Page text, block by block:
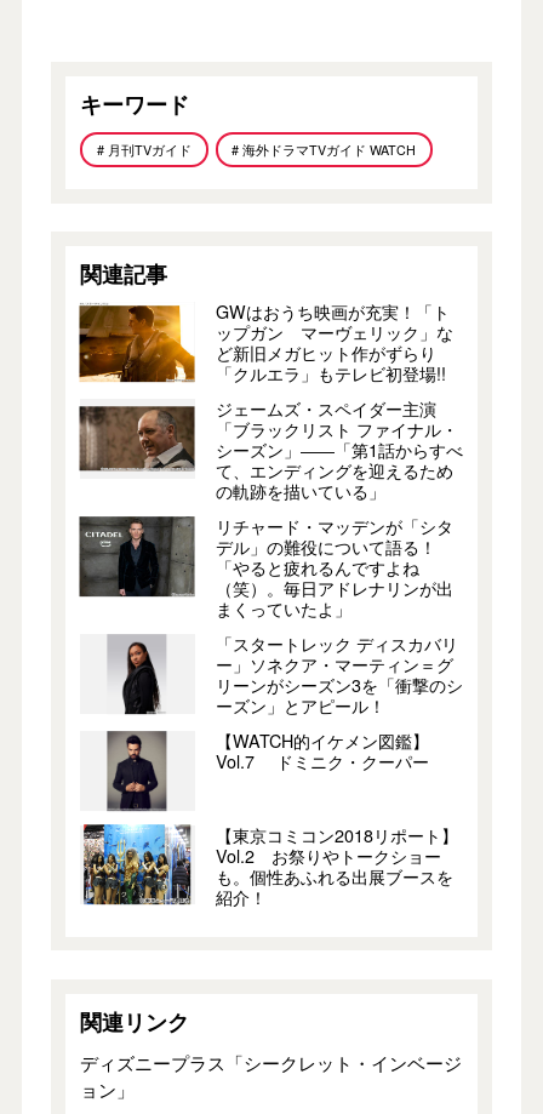
キーワード
# 月刊TVガイド # 海外ドラマTVガイド WATCH
関連記事
GWはおうち映画が充実！「ト
ップガン マーヴェリック」な
ど新旧メガヒット作がずらり
「クルエラ」もテレビ初登場!!
ジェームズ・スペイダー主演
「ブラックリスト ファイナル・
シーズン」――「第1話からすべ
て、エンディングを迎えるため
の軌跡を描いている」
リチャード・マッデンが「シタ
デル」の難役について語る！
「やると疲れるんですよね
（笑）。毎日アドレナリンが出
まくっていたよ」
「スタートレック ディスカバリ
ー」ソネクア・マーティン＝グ
リーンがシーズン3を「衝撃のシ
ーズン」とアピール！
【WATCH的イケメン図鑑】
Vol.7 ドミニク・クーパー
【東京コミコン2018リポート】
Vol.2 お祭りやトークショー
も。個性あふれる出展ブースを
紹介！
関連リンク
ディズニープラス「シークレット・インベージ
ョン」